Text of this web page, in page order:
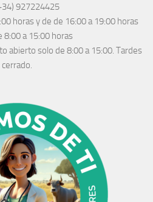
927224425
horas y de de 16:00 a 19:00 horas
8:00 a 15:00 horas
abierto solo de 8:00 a 15:00. Tardes
cerrado.